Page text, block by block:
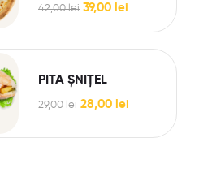
42,00lei 39,00 lei
PITA ȘNIȚEL
29,00lei 28,00 lei